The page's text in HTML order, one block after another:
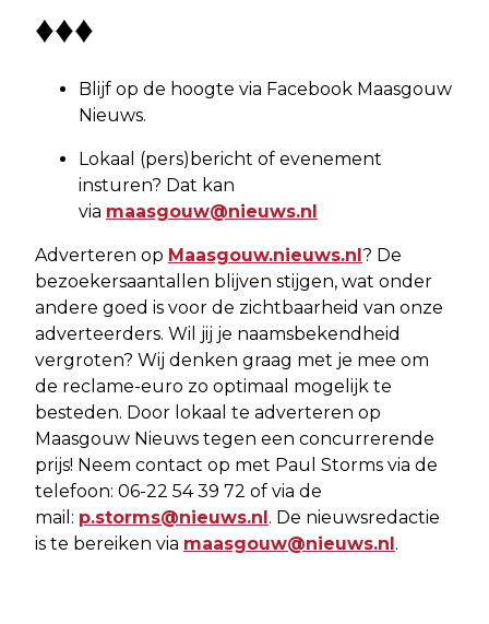
♦♦♦
Blijf op de hoogte via Facebook Maasgouw
Nieuws.
Lokaal (pers)bericht of evenement
insturen? Dat kan
via maasgouw@nieuws.nl
Adverteren op Maasgouw.nieuws.nl? De
bezoekersaantallen blijven stijgen, wat onder
andere goed is voor de zichtbaarheid van onze
adverteerders. Wil jij je naamsbekendheid
vergroten? Wij denken graag met je mee om
de reclame-euro zo optimaal mogelijk te
besteden. Door lokaal te adverteren op
Maasgouw Nieuws tegen een concurrerende
prijs! Neem contact op met Paul Storms via de
telefoon: 06-22 54 39 72 of via de
mail: p.storms@nieuws.nl. De nieuwsredactie
is te bereiken via maasgouw@nieuws.nl.